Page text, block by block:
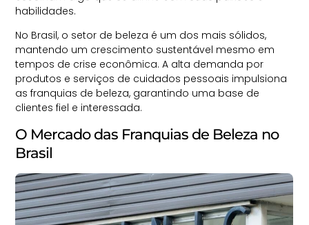
habilidades.
No Brasil, o setor de beleza é um dos mais sólidos,
mantendo um crescimento sustentável mesmo em
tempos de crise econômica. A alta demanda por
produtos e serviços de cuidados pessoais impulsiona
as franquias de beleza, garantindo uma base de
clientes fiel e interessada.
O Mercado das Franquias de Beleza no
Brasil